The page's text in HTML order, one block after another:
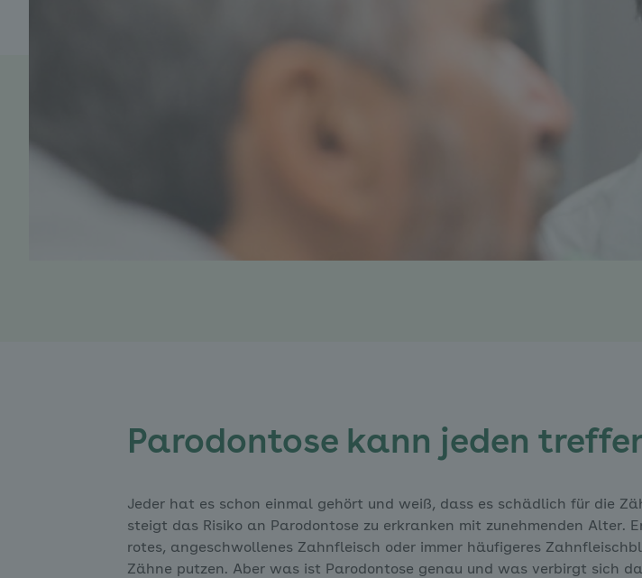
Parodontose kann jeden
Jeder hat es schon einmal gehört und weiß, dass es schädlich für die
steigt das Risiko an Parodontose zu erkranken mit zunehmenden Alter.
rotes, angeschwollenes Zahnfleisch oder immer häufigeres
Zähne putzen. Aber was ist Parodontose genau und was verbirgt sich